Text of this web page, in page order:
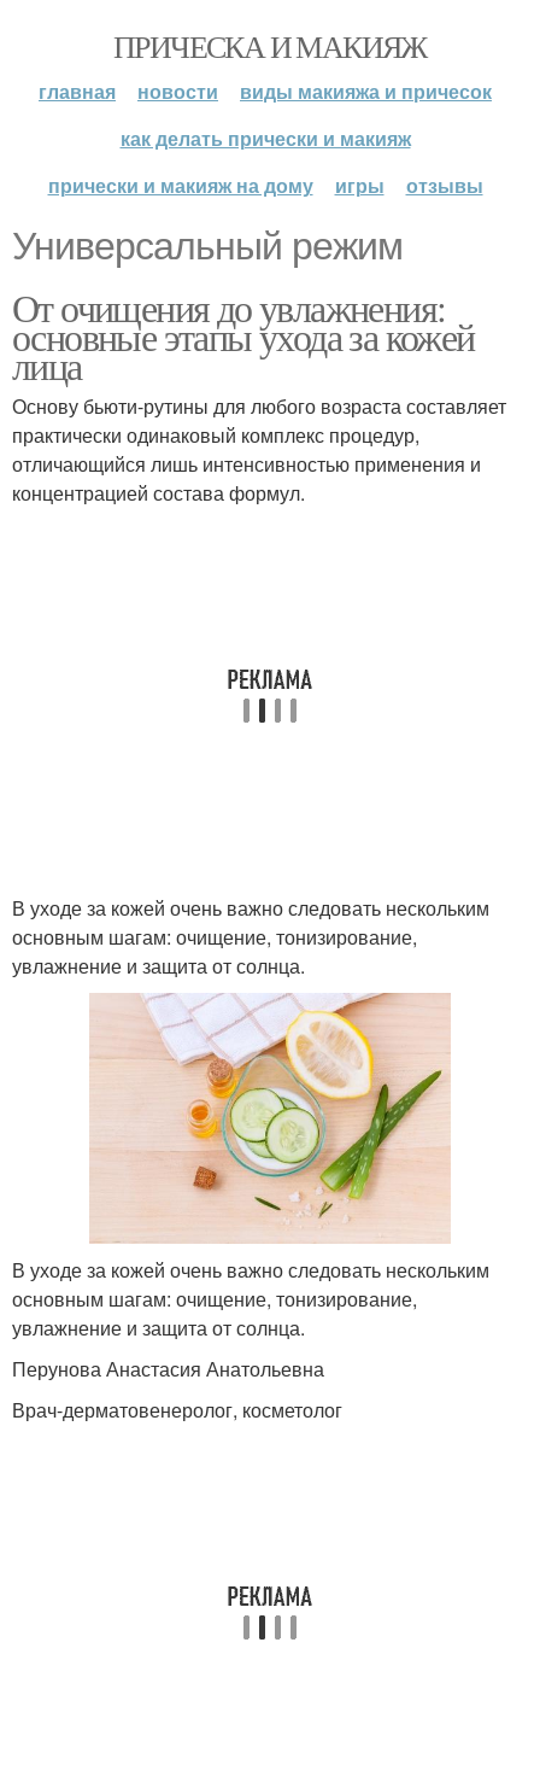
ПРИЧЕСКА И МАКИЯЖ
главная новости
виды макияжа и причесок
как делать прически и макияж
прически и макияж на дому
игры отзывы
Универсальный режим
От очищения до увлажнения:
основные этапы ухода за кожей
лица
Основу бьюти-рутины для любого возраста составляет
практически одинаковый комплекс процедур,
отличающийся лишь интенсивностью применения и
концентрацией состава формул.
В уходе за кожей очень важно следовать нескольким
основным шагам: очищение, тонизирование,
увлажнение и защита от солнца.
В уходе за кожей очень важно следовать нескольким
основным шагам: очищение, тонизирование,
увлажнение и защита от солнца.
Перунова Анастасия Анатольевна
Врач-дерматовенеролог, косметолог